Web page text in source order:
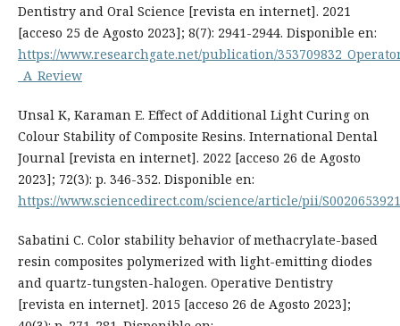
Dentistry and Oral Science [revista en internet]. 2021
[acceso 25 de Agosto 2023]; 8(7): 2941-2944. Disponible en:
https://www.researchgate.net/publication/
_A_Review
Unsal K, Karaman E. Effect of Additional Light Curing on
Colour Stability of Composite Resins. International Dental
Journal [revista en internet]. 2022 [acceso 26 de Agosto
2023]; 72(3): p. 346-352. Disponible en:
https://www.sciencedirect.com/science/article/pii/
Sabatini C. Color stability behavior of methacrylate-based
resin composites polymerized with light-emitting diodes
and quartz-tungsten-halogen. Operative Dentistry
[revista en internet]. 2015 [acceso 26 de Agosto 2023];